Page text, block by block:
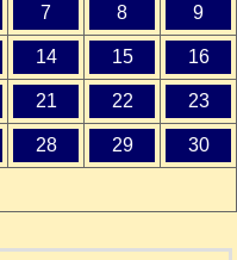
7 8 9
14 15 16
21 22 23
28 29 30